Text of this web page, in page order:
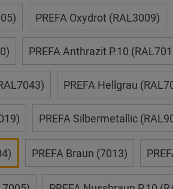
PREFA Oxydrot (RAL3009)
PREFA Anthrazit P.10
PREFA Hellgrau
PREFA Silbermetallic
PREFA Braun (7013)